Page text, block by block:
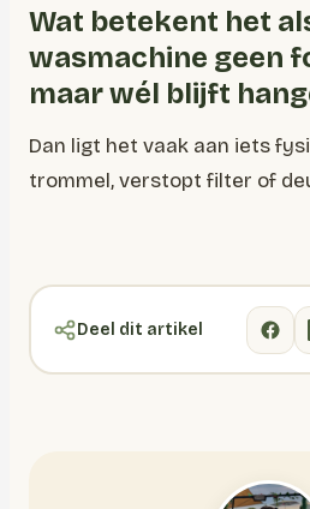
Wat betekent het
wasmachine geen
maar wél blijft
Dan ligt het vaak aan iets
trommel, verstopt filter of
Deel dit artikel